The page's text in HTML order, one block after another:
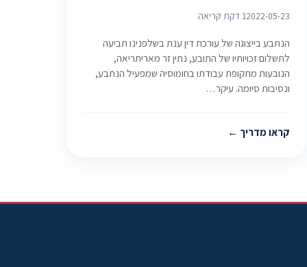
2022-05-231 דקת קריאה
הנתבע בייצוגה של עורכת דין ענת בשלפנינו תביעה
לתשלום זכויותיו של התובע, נתין זר מאריתריאה,
הנובעות מתקופת עבודתו בחומוסיה שמפעיל הנתבע,
ונסיבות סיומה. עיקר…
קראו מדריך